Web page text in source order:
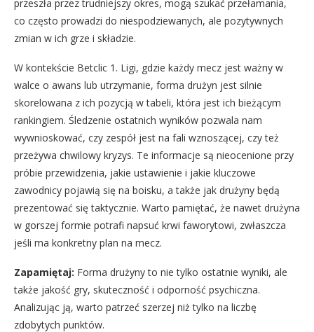
przeszła przez trudniejszy okres, mogą szukać przełamania,
co często prowadzi do niespodziewanych, ale pozytywnych
zmian w ich grze i składzie.
W kontekście Betclic 1. Ligi, gdzie każdy mecz jest ważny w
walce o awans lub utrzymanie, forma drużyn jest silnie
skorelowana z ich pozycją w tabeli, która jest ich bieżącym
rankingiem. Śledzenie ostatnich wyników pozwala nam
wywnioskować, czy zespół jest na fali wznoszącej, czy też
przeżywa chwilowy kryzys. Te informacje są nieocenione przy
próbie przewidzenia, jakie ustawienie i jakie kluczowe
zawodnicy pojawią się na boisku, a także jak drużyny będą
prezentować się taktycznie. Warto pamiętać, że nawet drużyna
w gorszej formie potrafi napsuć krwi faworytowi, zwłaszcza
jeśli ma konkretny plan na mecz.
Zapamiętaj: Forma drużyny to nie tylko ostatnie wyniki, ale
także jakość gry, skuteczność i odporność psychiczna.
Analizując ją, warto patrzeć szerzej niż tylko na liczbę
zdobytych punktów.